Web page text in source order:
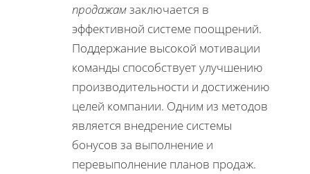
продажамзаключается в
эффективной системе поощрений.
Поддержание высокой мотивации
команды способствует улучшению
производительности и достижению
целей компании. Одним из методов
является внедрение системы
бонусов за выполнение и
перевыполнение планов продаж.